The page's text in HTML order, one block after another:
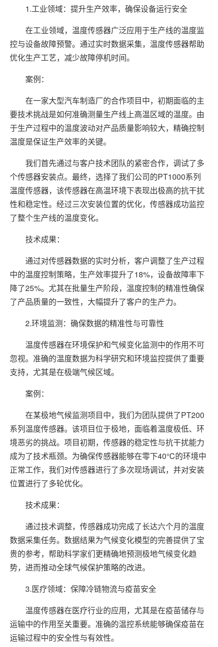
1.工业领域：提升生产效率，确保设备运行安全
在工业领域，温度传感器广泛应用于生产线的温度监
控与设备故障预警。通过实时数据采集，温度传感器帮助
优化生产工艺，减少故障停机时间。
案例：
在一家大型汽车制造厂的合作项目中，初期面临的主
要技术挑战是如何准确测量生产线上高温区域的温度。由
于生产过程中的温度波动对产品质量影响较大，精确控制
温度是保证生产效率的关键。
我们首先通过与客户技术团队的紧密合作，调试了多
个传感器安装点。最终，选择了我们公司的PT1000系列
温度传感器，该传感器在高温环境下表现出极高的抗干扰
性和稳定性。经过三次安装位置的优化，传感器成功监控
了整个生产线的温度变化。
技术成果：
通过对传感器数据的实时分析，客户调整了生产过程
中的温度控制策略，生产效率提升了18%，设备故障率下
降了25%。尤其在批量生产阶段，温度控制的精准性确保
了产品质量的一致性，大幅提升了客户的生产力。
2.环境监测：确保数据的精准性与可靠性
温度传感器在环境保护和气候变化监测中的作用不可
忽视。准确的温度数据为科学研究和环境监控提供了重要
支持，尤其是在极端气候区域。
案例：
在某极地气候监测项目中，我们为团队提供了PT200
系列温度传感器。该项目位于极地，面临着温度极低、环
境恶劣的挑战。项目初期，传感器的稳定性与抗干扰能力
成为了技术瓶颈。为确保传感器能够在零下40°C的环境中
正常工作，我们对传感器进行了多次现场调试，并对安装
位置进行了多轮优化。
技术成果：
通过技术调整，传感器成功完成了长达六个月的温度
数据采集任务。数据结果为气候变化模型的完善提供了宝
贵的参考，帮助科学家们更精确地预测极地气候变化趋
势，进而推动全球气候保护策略的改进。
3.医疗领域：保障冷链物流与疫苗安全
温度传感器在医疗行业的应用，尤其是在疫苗储存与
运输中的作用至关重要。准确的温控系统能够确保疫苗在
运输过程中的安全性与有效性。